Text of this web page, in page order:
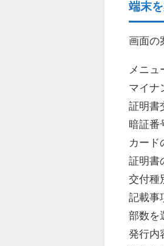
端末
画面の
メニュ
マイナ
証明書
暗証番
カード
証明書
交付種
記載事
部数を
発行内